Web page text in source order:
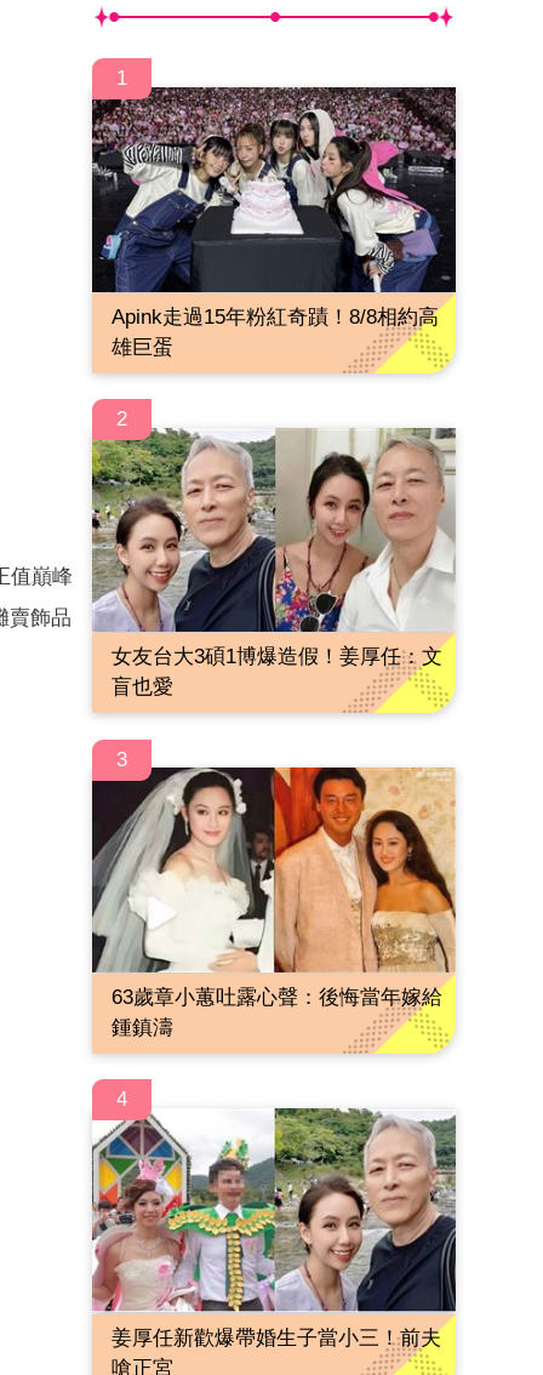
值巔峰
賣飾品
1
Apink走過15年粉紅奇蹟！8/8相約高
雄巨蛋
2
女友台大3碩1博爆造假！姜厚任：文
盲也愛
3
63歲章小蕙吐露心聲：後悔當年嫁給
鍾鎮濤
4
姜厚任新歡爆帶婚生子當小三！前夫
嗆正宮